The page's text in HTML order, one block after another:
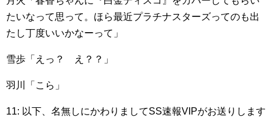
たいなって思って。ほら最近プラチナスターズってのも出
たし丁度いいかなーって」
雪歩「えっ？ え？？」
羽川「こら」
11: 以下、名無しにかわりましてSS速報VIPがお送りします